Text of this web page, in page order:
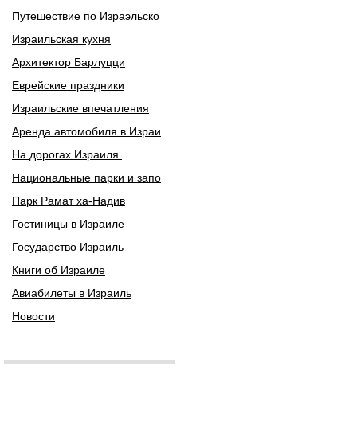
Путешествие по Израэльско
Израильская кухня
Архитектор Барлуцци
Еврейские праздники
Израильские впечатления
Аренда автомобиля в Израи
На дорогах Израиля.
Национальные парки и запо
Парк Рамат ха-Надив
Гостиницы в Израиле
Государство Израиль
Книги об Израиле
Авиабилеты в Израиль
Новости